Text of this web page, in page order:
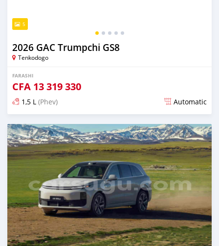
5
2026 GAC Trumpchi GS8
Tenkodogo
FARASHI
CFA 13 319 330
1,5 L (Phev) Automatic
An sanya wannan 5 watanni da ya gabata